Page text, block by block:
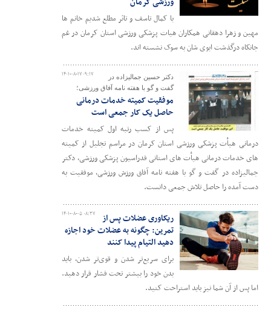
با کمال تاسف و تاثر مطلع شدیم خانم ها
مهین و زهرا دهقانی همکاران هیات پزشکی ورزشی استان کرمان در غم
جانکاه درگذشت ابوی شان به سوک نشسته اند.
۱۴۰۱-۰۸-۱۷ ۰۹:۱۷
دکتر حسین جمالیزاده در
گفت و گو با هفته نامه آفاق ورزشی؛
موفقیت کمیته خدمات درمانی
حاصل یک کار جمعی است
پس از کسب رتبه اول کمیته خدمات
درمانی هیأت پزشکی ورزشی استان کرمان در مراسم تجلیل از کمیته
های خدمات درمانی هیأت های استانی فدراسیون پزشکی ورزشی، دکتر
جمالیزاده در گفت و گو با هفته نامه آفاق ورزش ورزشی، موفقیت به
دست آمده را حاصل تلاش جمعی دانست.
۱۴۰۱-۰۸-۰۵ ۰۸:۳۷
ریکاوری عضلات پس از
تمرین: چگونه به عضلات خود اجازه
دهید التیام پیدا کنند
برای سریع‌تر شدن و قوی‌تر شدن، باید
بدن خود را بیشتر تحت فشار قرار دهید.
اما پس از آن شما نیز باید استراحت کنید.